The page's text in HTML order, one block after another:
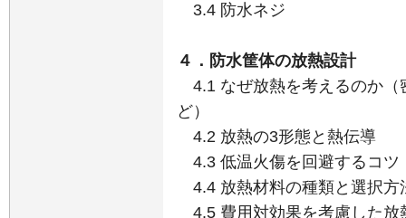
3.4 防水ネジ
４．防水筐体の放熱設計
4.1 なぜ放熱を考えるのか（
ど）
4.2 放熱の3形態と熱伝導
4.3 低温火傷を回避するコツ
4.4 放熱材料の種類と選択方
4.5 費用対効果を考慮した放